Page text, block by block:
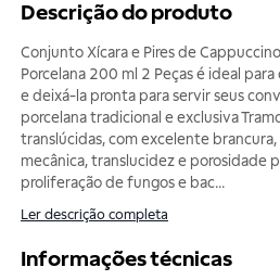
Descrição do produto
Conjunto Xícara e Pires de
Porcelana 200 ml 2 Peças é ideal
e deixá-la pronta para servir seus
porcelana tradicional e exclusiva
translúcidas, com excelente
mecânica, translucidez e porosidade
proliferação de fungos e bac...
Ler descrição completa
Informações técnicas